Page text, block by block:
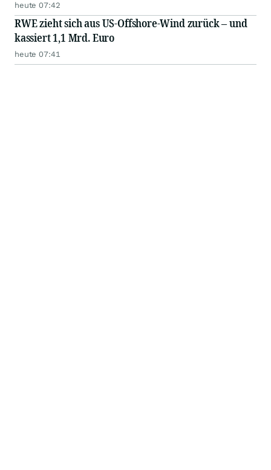
heute 07:42
RWE zieht sich aus US-Offshore-Wind zurück – und
kassiert 1,1 Mrd. Euro
heute 07:41